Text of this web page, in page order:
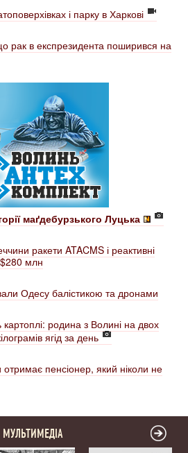
і парку в Харкові
рак в експрезидента поширився на
маґдебурзького Луцька
ракети ATACMS і реактивні
млн
Одесу балістикою та дронами
родина з Волині на двох
ягід за день
отримає пенсіонер, який ніколи не
МУЛЬТИМЕДІА